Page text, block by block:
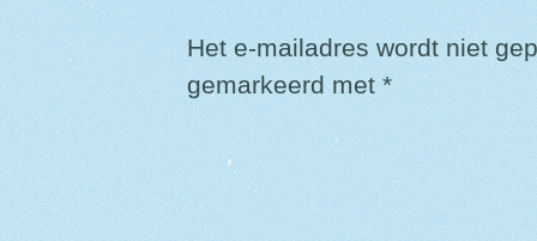
Het e-mailadres wordt niet
gemarkeerd met *